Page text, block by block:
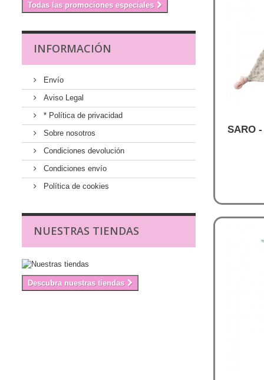
Todas las promociones especiales
INFORMACIÓN
Envío
Aviso Legal
* Política de privacidad
Sobre nosotros
Condiciones devolución
Condiciones envío
Política de cookies
NUESTRAS TIENDAS
Descubra nuestras tiendas
SARO